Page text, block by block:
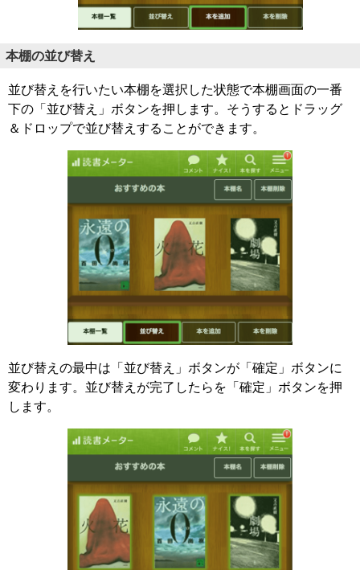
本棚の並び替え
並び替えを行いたい本棚を選択した状態で本棚画面の一番
下の「並び替え」ボタンを押します。そうするとドラッグ
＆ドロップで並び替えすることができます。
並び替えの最中は「並び替え」ボタンが「確定」ボタンに
変わります。並び替えが完了したらを「確定」ボタンを押
します。